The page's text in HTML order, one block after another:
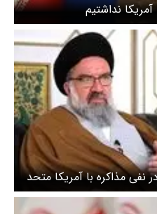
مذاکره با آمریکا متحد
کنیم